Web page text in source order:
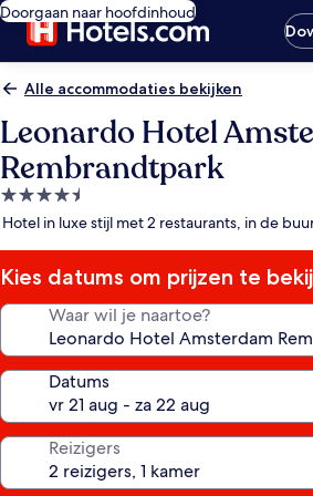
Doorgaan naar hoofdinhoud
Alle accommodaties bekijken
Leonardo Hotel
Rembrandtpark
4.5-
sterrenaccommodatie
Hotel in luxe stijl met 2 restaurants, in de
Kies datums om prijzen te
Waar wil je naartoe?
Datums
Reizigers